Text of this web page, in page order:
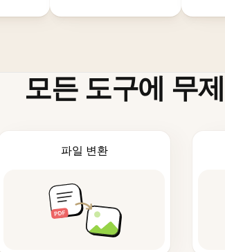
모든 도구에 무
파일 변환